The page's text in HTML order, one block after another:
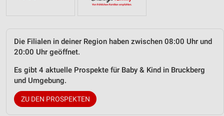
Die Filialen in deiner Region haben zwischen 08:00 Uhr und
20:00 Uhr geöffnet.
Es gibt 4 aktuelle Prospekte für Baby & Kind in Bruckberg
und Umgebung.
ZU DEN PROSPEKTEN